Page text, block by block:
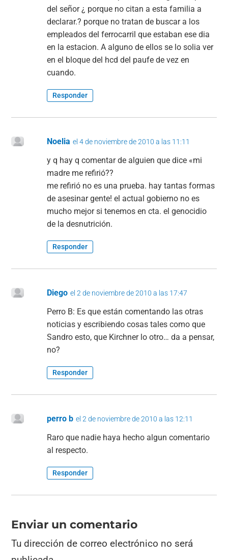
del señor ¿ porque no citan a esta familia a
declarar.? porque no tratan de buscar a los
empleados del ferrocarril que estaban ese dia
en la estacion. A alguno de ellos se lo solia ver
en el bloque del hcd del paufe de vez en
cuando.
Responder
Noelia el 4 de noviembre de 2010 a las 11:11
y q hay q comentar de alguien que dice «mi
madre me refirió??
me refirió no es una prueba. hay tantas formas
de asesinar gente! el actual gobierno no es
mucho mejor si tenemos en cta. el genocidio
de la desnutrición.
Responder
Diego el 2 de noviembre de 2010 a las 17:47
Perro B: Es que están comentando las otras
noticias y escribiendo cosas tales como que
Sandro esto, que Kirchner lo otro… da a pensar,
no?
Responder
perro b el 2 de noviembre de 2010 a las 12:11
Raro que nadie haya hecho algun comentario
al respecto.
Responder
Enviar un comentario
Tu dirección de correo electrónico no será